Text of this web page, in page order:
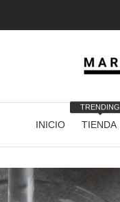
INICIO TIENDA
TRENDING